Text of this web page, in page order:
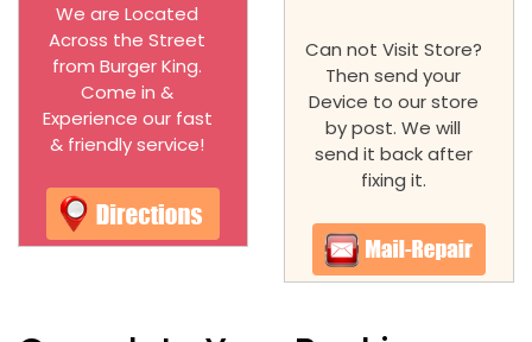
We are Located
Across the Street
from Burger King.
Come in &
Experience our fast
& friendly service!
Can not Visit Store?
Then send your
Device to our store
by post. We will
send it back after
fixing it.